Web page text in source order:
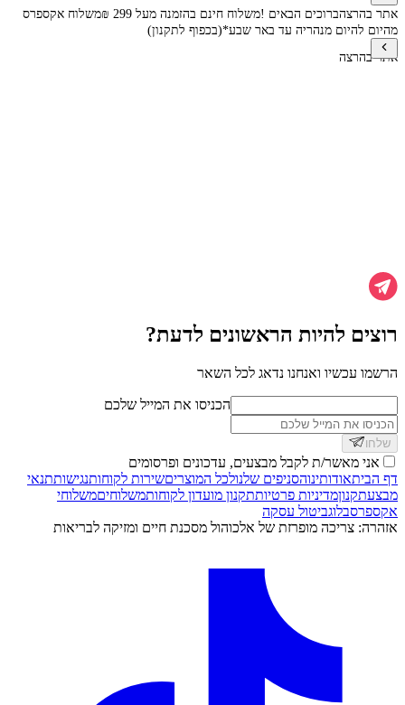
אתר בהרצהברוכים הבאים !משלוח חינם בהזמנה מעל 299 ₪
משלוח אקספרס
מהיום להיום מנהריה עד באר שבע*(בכפוף לתקנון)
אתר בהרצה
רוצים להיות הראשונים לדעת?
הרשמו עכשיו ואנחנו נדאג לכל השאר
הכניסו את המייל שלכם
שלחו
אני מאשר/ת לקבל מבצעים, עדכונים ופרסומים
דף הביתאודותינוהסניפים שלנולכל המוצריםשירות לקוחותנגישותתנאי
מבצעתקנוןמדיניות פרטיותתקנון מועדון לקוחותמשלוחיםמשלוחי
אקספרסבלוגביטול עסקה
אזהרה: צריכה מופרזת של אלכוהול מסכנת חיים ומזיקה לבריאות